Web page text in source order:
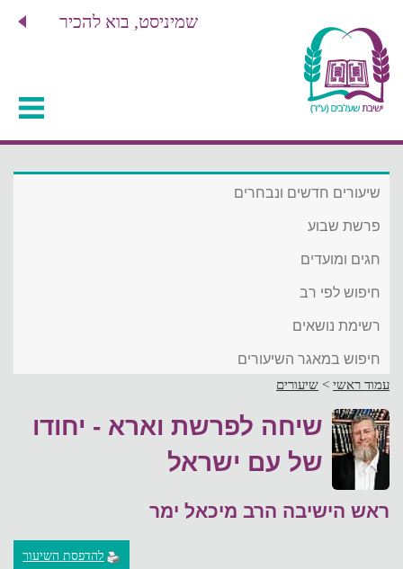
שמיניסט, בוא להכיר
שיעורים חדשים ונבחרים
פרשת שבוע
חגים ומועדים
חיפוש לפי רב
רשימת נושאים
חיפוש במאגר השיעורים
עמוד ראשי > שיעורים
שיחה לפרשת וארא - יחודו
של עם ישראל
ראש הישיבה הרב מיכאל ימר
להדפסת השיעור